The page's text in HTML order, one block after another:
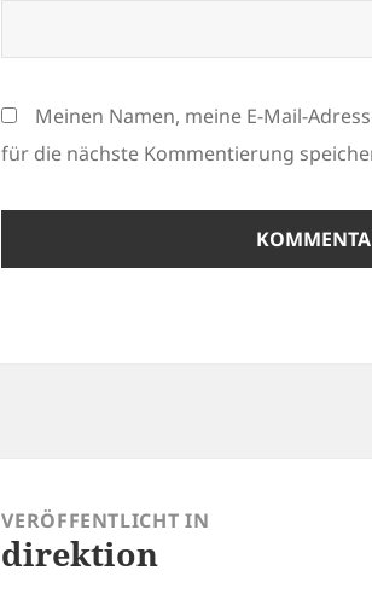
Meinen Namen, meine E-Mail-
für die nächste Kommentierung
VERÖFFENTLICHT IN
direktion